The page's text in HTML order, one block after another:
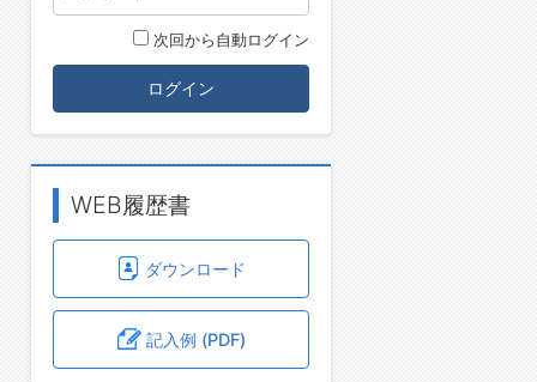
次回から自動ログイン
ログイン
WEB履歴書
ダウンロード
記入例 (PDF)